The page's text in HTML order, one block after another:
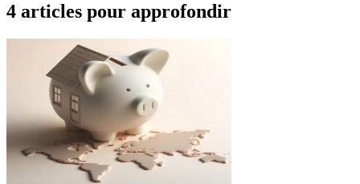
4 articles pour approfondir